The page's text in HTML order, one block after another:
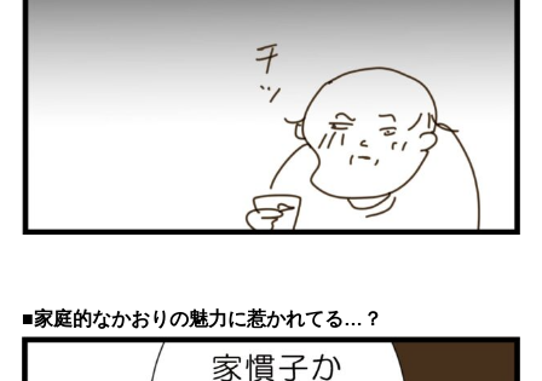
■家庭的なかおりの魅力に惹かれてる…？